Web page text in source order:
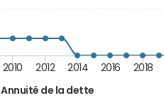
Annuité de la dette
2010 2012 2014 2016 2018